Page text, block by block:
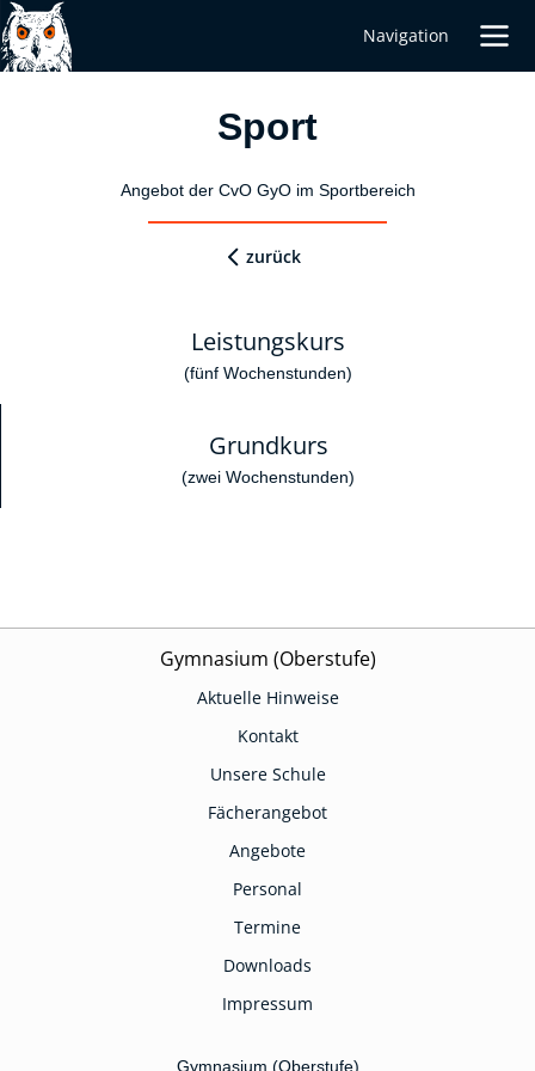
Navigation
Sport
Angebot der CvO GyO im Sportbereich
zurück
Leistungskurs
(fünf Wochenstunden)
Grundkurs
(zwei Wochenstunden)
Gymnasium (Oberstufe)
Aktuelle Hinweise
Kontakt
Unsere Schule
Fächerangebot
Angebote
Personal
Termine
Downloads
Impressum
Gymnasium (Oberstufe)